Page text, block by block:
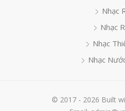
Nhạc
Nhạc
Nhạc
Nhạc
© 2017 - 2026 Built